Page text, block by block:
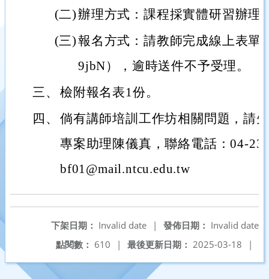
(二)辦理方式：課程採實體研習辦理
(三)報名方式：請教師完成線上表單
9jbN），逾時送件不予受理。
三、 檢附報名表1份。
四、 倘有講師培訓工作坊相關問題，請
專案助理陳儀真，聯絡電話：04-
bf01@mail.ntcu.edu.tw
發佈日期： Invalid date
下架日期： Invalid date
|
最後更新日期： 2025-03-18 |
點閱數： 610 |